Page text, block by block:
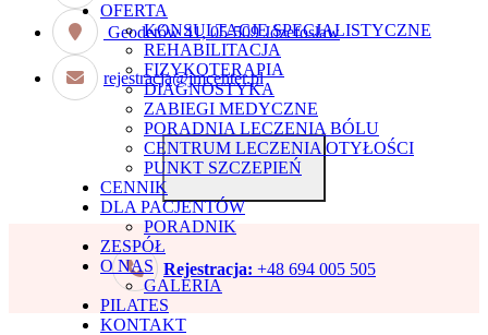
Geodetów 41, 05-509 Józefosław
rejestracja@jmcenter.pl
OFERTA
KONSULTACJE SPECJALISTYCZNE
REHABILITACJA
FIZYKOTERAPIA
DIAGNOSTYKA
ZABIEGI MEDYCZNE
PORADNIA LECZENIA BÓLU
CENTRUM LECZENIA OTYŁOŚCI
PUNKT SZCZEPIEŃ
CENNIK
DLA PACJENTÓW
PORADNIK
ZESPÓŁ
O NAS
GALERIA
PILATES
KONTAKT
Rejestracja: +48 694 005 505